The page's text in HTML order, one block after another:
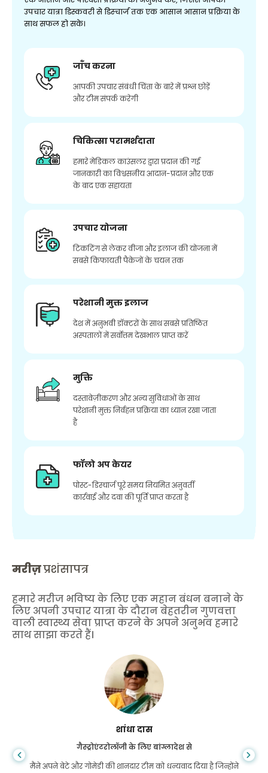
उपचार यात्रा डिस्कवरी से डिस्चार्ज तक एक आसान आसान प्रक्रिया के
साथ सफल हो सके।
जाँच करना
आपकी उपचार संबंधी चिंता के बारे में प्रश्न छोड़ें
और टीम संपर्क करेगी
चिकित्सा परामर्शदाता
हमारे मेडिकल काउंसलर द्वारा प्रदान की गई
जानकारी का विश्वसनीय आदान-प्रदान और एक
के बाद एक सहायता
उपचार योजना
टिकटिंग से लेकर वीजा और इलाज की योजना में
सबसे किफायती पैकेजों के चयन तक
परेशानी मुक्त इलाज
देश में अनुभवी डॉक्टरों के साथ सबसे प्रतिष्ठित
अस्पतालों में सर्वोत्तम देखभाल प्राप्त करें
मुक्ति
दस्तावेज़ीकरण और अन्य सुविधाओं के साथ
परेशानी मुक्त निर्वहन प्रक्रिया का ध्यान रखा जाता
है
फॉलो अप केयर
पोस्ट-डिस्चार्ज पूरे समय नियमित अनुवर्ती
कार्रवाई और दवा की पूर्ति प्राप्त करता है
मरीज़प्रशंसापत्र
हमारे मरीज भविष्य के लिए एक महान बंधन बनाने के
लिए अपनी उपचार यात्रा के दौरान बेहतरीन गुणवत्ता
वाली स्वास्थ्य सेवा प्राप्त करने के अपने अनुभव हमारे
साथ साझा करते हैं।
शांधा दास
गैस्ट्रोएंटरोलॉजी के लिए बांग्लादेश से
मैंने अपने बेटे और गोमेडी की शानदार टीम को धन्यवाद दिया है जिन्होंने